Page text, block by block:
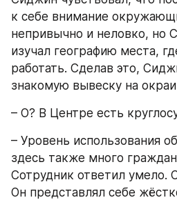
к себе внимание
непривычно и неловко, но
изучал географию места,
работать. Сделав это,
знакомую вывеску на
– О? В Центре есть
– Уровень использования
здесь также много
Сотрудник ответил умело.
Он представлял себе